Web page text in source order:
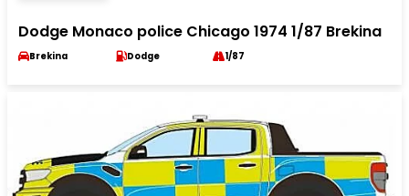
Dodge Monaco police Chicago 1974 1/87 Brekina
Brekina Dodge 1/87